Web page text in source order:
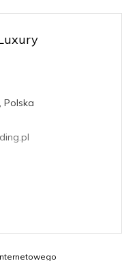
,Polska